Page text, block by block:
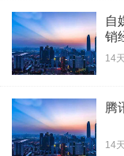
自
销
14
腾
14